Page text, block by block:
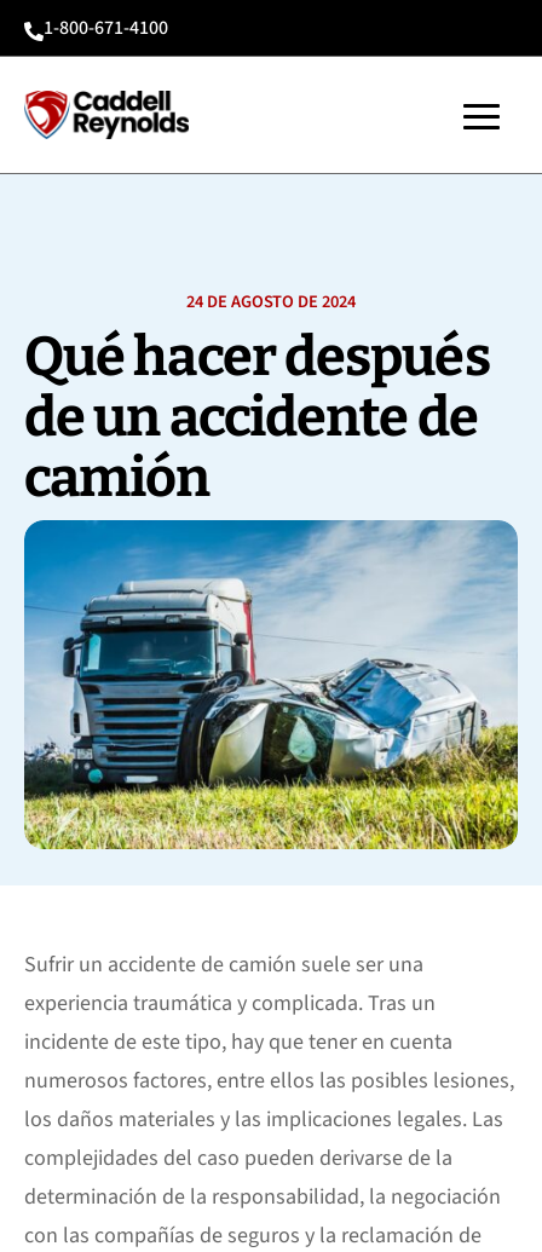
1-800-671-4100
24 DE AGOSTO DE 2024
Qué hacer después
de un accidente de
camión
Sufrir un accidente de camión suele ser una
experiencia traumática y complicada. Tras un
incidente de este tipo, hay que tener en cuenta
numerosos factores, entre ellos las posibles lesiones,
los daños materiales y las implicaciones legales. Las
complejidades del caso pueden derivarse de la
determinación de la responsabilidad, la negociación
con las compañías de seguros y la reclamación de